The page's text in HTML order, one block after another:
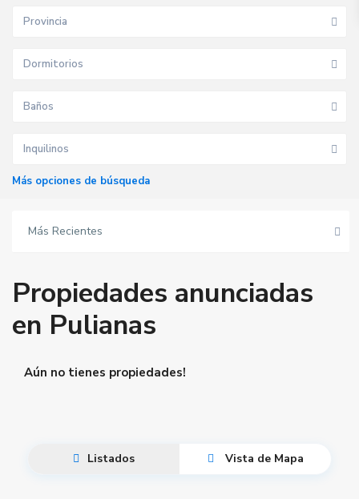
Provincia
Dormitorios
Baños
Inquilinos
Más opciones de búsqueda
Más Recientes
Propiedades anunciadas
en Pulianas
Aún no tienes propiedades!
Listados Vista de Mapa